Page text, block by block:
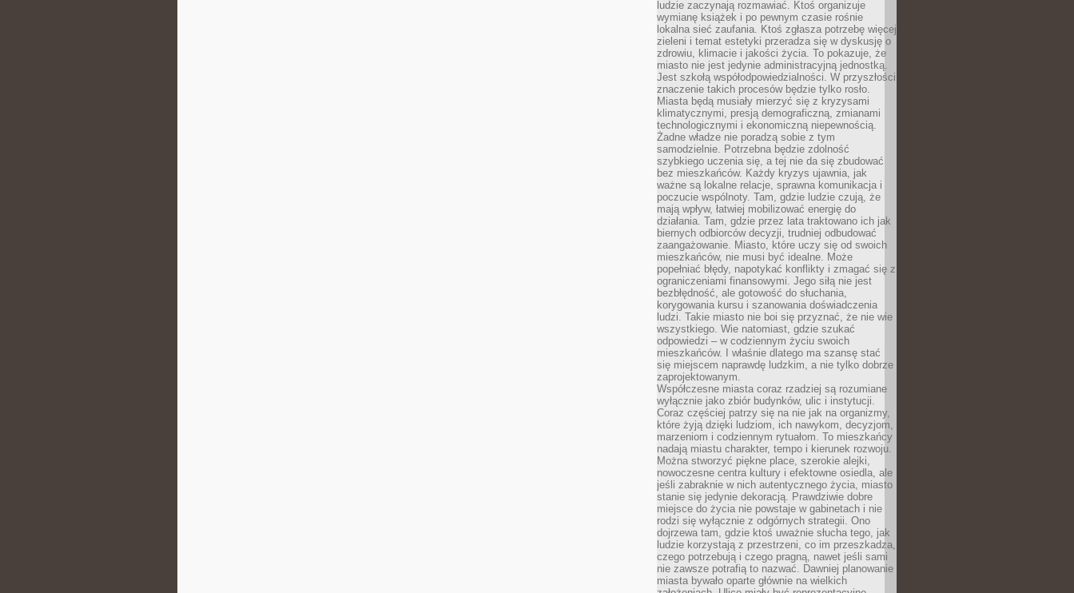
ludzie zaczynają rozmawiać. Ktoś organizuje
wymianę książek i po pewnym czasie rośnie
lokalna sieć zaufania. Ktoś zgłasza potrzebę więcej
zieleni i temat estetyki przeradza się w dyskusję o
zdrowiu, klimacie i jakości życia. To pokazuje, że
miasto nie jest jedynie administracyjną jednostką.
Jest szkołą współodpowiedzialności. W przyszłości
znaczenie takich procesów będzie tylko rosło.
Miasta będą musiały mierzyć się z kryzysami
klimatycznymi, presją demograficzną, zmianami
technologicznymi i ekonomiczną niepewnością.
Żadne władze nie poradzą sobie z tym
samodzielnie. Potrzebna będzie zdolność
szybkiego uczenia się, a tej nie da się zbudować
bez mieszkańców. Każdy kryzys ujawnia, jak
ważne są lokalne relacje, sprawna komunikacja i
poczucie wspólnoty. Tam, gdzie ludzie czują, że
mają wpływ, łatwiej mobilizować energię do
działania. Tam, gdzie przez lata traktowano ich jak
biernych odbiorców decyzji, trudniej odbudować
zaangażowanie. Miasto, które uczy się od swoich
mieszkańców, nie musi być idealne. Może
popełniać błędy, napotykać konflikty i zmagać się z
ograniczeniami finansowymi. Jego siłą nie jest
bezbłędność, ale gotowość do słuchania,
korygowania kursu i szanowania doświadczenia
ludzi. Takie miasto nie boi się przyznać, że nie wie
wszystkiego. Wie natomiast, gdzie szukać
odpowiedzi – w codziennym życiu swoich
mieszkańców. I właśnie dlatego ma szansę stać
się miejscem naprawdę ludzkim, a nie tylko dobrze
zaprojektowanym.
Współczesne miasta coraz rzadziej są rozumiane
wyłącznie jako zbiór budynków, ulic i instytucji.
Coraz częściej patrzy się na nie jak na organizmy,
które żyją dzięki ludziom, ich nawykom, decyzjom,
marzeniom i codziennym rytuałom. To mieszkańcy
nadają miastu charakter, tempo i kierunek rozwoju.
Można stworzyć piękne place, szerokie alejki,
nowoczesne centra kultury i efektowne osiedla, ale
jeśli zabraknie w nich autentycznego życia, miasto
stanie się jedynie dekoracją. Prawdziwie dobre
miejsce do życia nie powstaje w gabinetach i nie
rodzi się wyłącznie z odgórnych strategii. Ono
dojrzewa tam, gdzie ktoś uważnie słucha tego, jak
ludzie korzystają z przestrzeni, co im przeszkadza,
czego potrzebują i czego pragną, nawet jeśli sami
nie zawsze potrafią to nazwać. Dawniej planowanie
miasta bywało oparte głównie na wielkich